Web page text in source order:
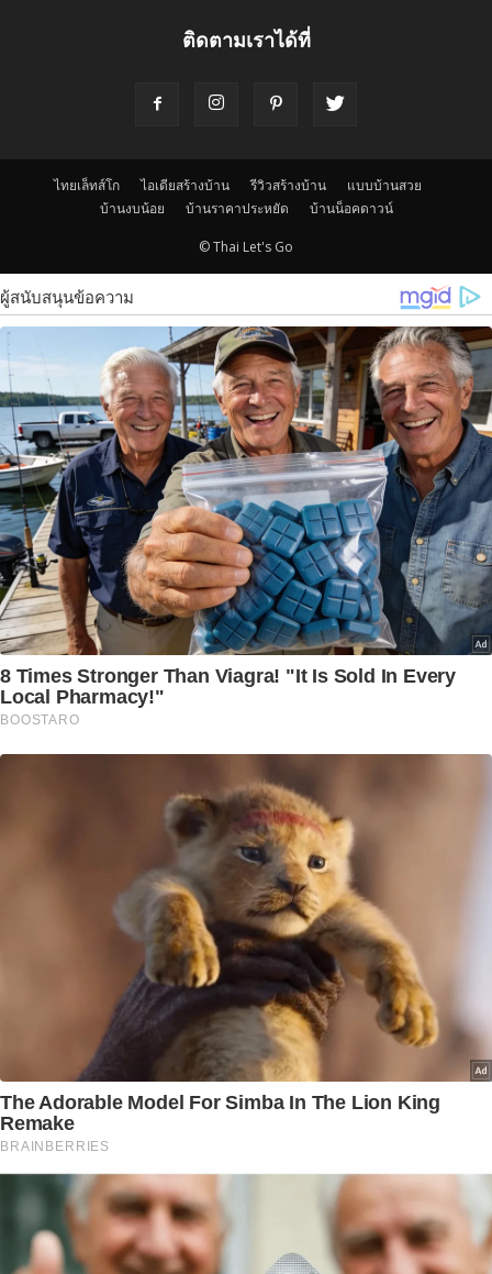
ติดตามเราได้ที่
ไทยเล็ทส์โก ไอเดียสร้างบ้าน รีวิวสร้างบ้าน
แบบบ้านสวย
บ้านงบน้อย
บ้านราคาประหยัด บ้านน็อคดาวน์
© Thai Let's Go